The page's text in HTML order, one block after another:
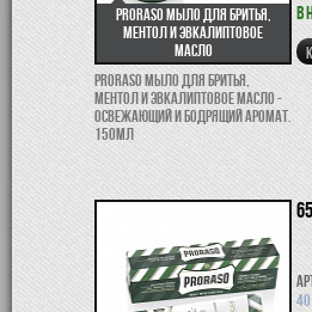
Proraso мыло для бритья,
ментол и эвкалиптовое
масло
Proraso мыло для бритья,
ментол и эвкалиптовое масло -
освежающий и бодрящий аромат.
150мл
В